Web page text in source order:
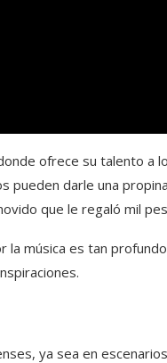
ofrece su talento a
pueden darle una
que le regaló mil
la música es tan
ya sea en